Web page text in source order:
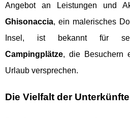
Angebot an Leistungen und
Ghisonaccia, ein malerisches
Insel, ist bekannt für
Campingplätze, die Besuchern
Urlaub versprechen.
Die Vielfalt der